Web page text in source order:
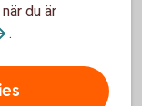
du är
.